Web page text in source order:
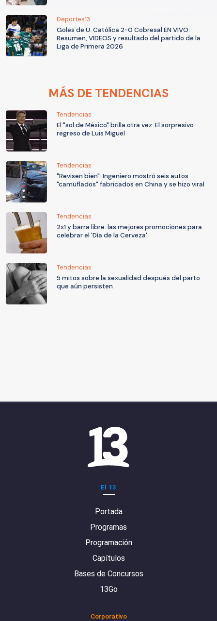
Deportes13
Goles de U. Católica 2-0 Cobresal EN VIVO:
Resumen, VIDEOS y resultado del partido de la
Liga de Primera 2026
MÁS DE TENDENCIAS
Tendencias
El "sol de México" brilla otra vez: El sorpresivo
regreso de Luis Miguel
Tendencias
"Revisen bien": Ingeniero mostró seis autos
"camuflados" fabricados en China y se hizo viral
Tendencias
2x1 y barra libre: las mejores promociones para
celebrar el 'Día de la Cerveza'
Tendencias
5 mitos sobre la sexualidad después del parto
que aún persisten
El 13
Portada
Programas
Programación
Capítulos
Bases de Concursos
13Go
Corporativo